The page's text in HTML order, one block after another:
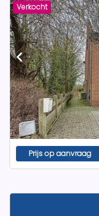
Prijs op aanvraag
Verkocht